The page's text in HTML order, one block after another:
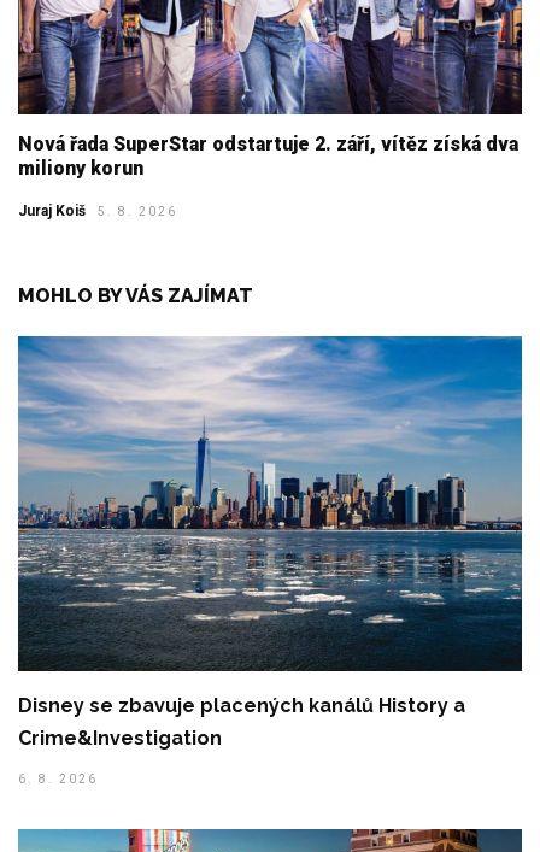
Nová řada SuperStar odstartuje 2. září, vítěz získá dva
miliony korun
Juraj Koiš 5. 8. 2026
MOHLO BY VÁS ZAJÍMAT
Disney se zbavuje placených kanálů History a
Crime&Investigation
6. 8. 2026